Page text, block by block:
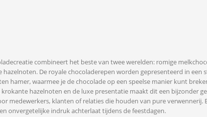
combineert het beste van twee werelden: romige
De royale chocoladerepen worden gepresenteerd in
hamer, waarmee je de chocolade op een speelse manier kunt
hazelnoten en de luxe presentatie maakt dit een bijzonder
medewerkers, klanten of relaties die houden van pure
onvergetelijke indruk achterlaat tijdens de feestdagen.